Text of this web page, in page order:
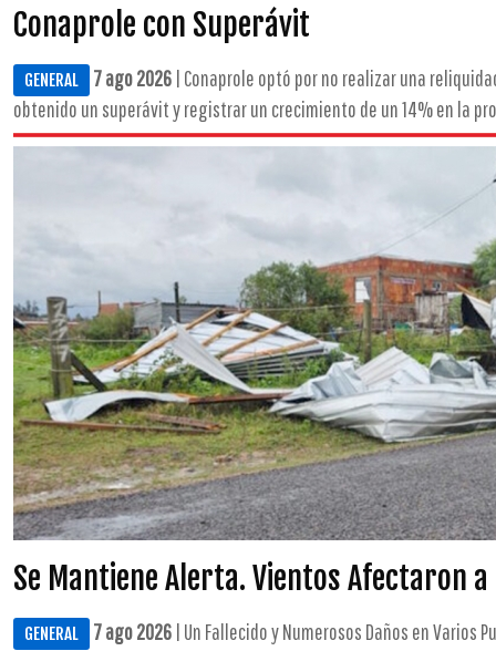
Conaprole con Superávit
GENERAL 7 ago 2026 | Conaprole optó por no realizar una
obtenido un superávit y registrar un crecimiento de un 14% en la
Se Mantiene Alerta. Vientos Afectaron a
GENERAL 7 ago 2026 | Un Fallecido y Numerosos Daños en Varios